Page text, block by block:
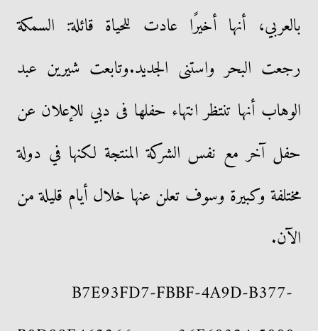
بالعربي، أنها أخيرًا عادت للحياة قائلة: السمكة
رجعت البحر واستنى الجديد.وتابعت شيرين عبد
الوهاب أنها تنتظر انتهاء حفلها فى دبي للإعلان عن
حفل آخر مع نفس الشركة المنتجة لكنها في دولة
مختلفة وكبيرة وسوف تعلن عنها خلال أيام قليلة من
الآن.
B7E93FD7-FBBF-4A9D-B377-